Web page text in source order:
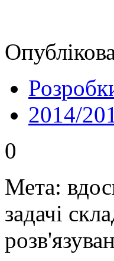
2014/
0
Мета:
задачі